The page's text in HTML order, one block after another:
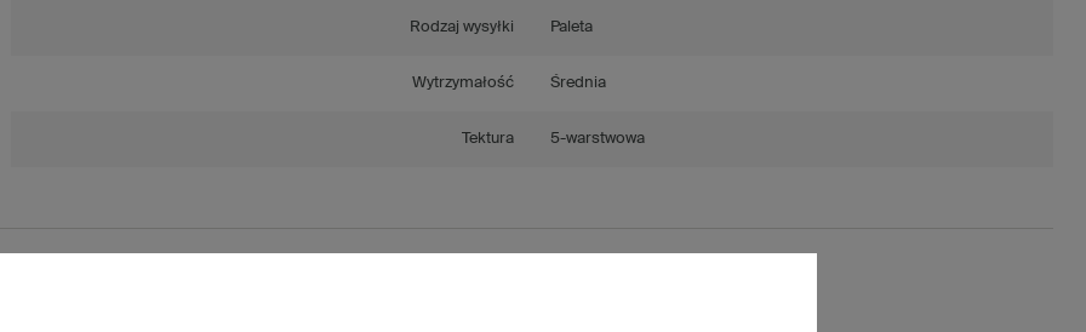
Rodzaj wysyłki Paleta
Wytrzymałość Średnia
Tektura 5-warstwowa